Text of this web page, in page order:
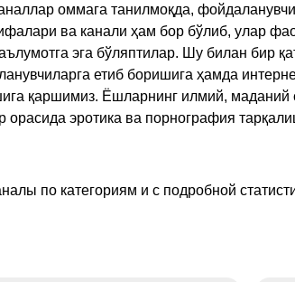
оммага танилмоқда,
ва канали ҳам бор бўлиб, улар
эга бўляптилар. Шу билан бир
етиб боришига ҳамда
қаршимиз. Ёшларнинг илмий,
эротика ва порнография
по категориям и с подробной